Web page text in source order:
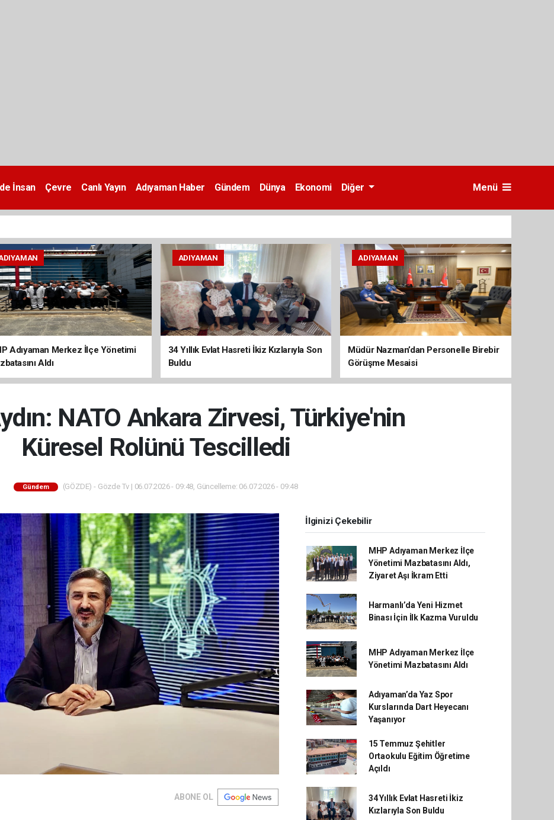
İnsan Çevre Canlı Yayın Adıyaman Haber Gündem Dünya Ekonomi Diğer Menü
Adıyaman Merkez İlçe Yönetimi
Aldı
ADIYAMAN
34 Yıllık Evlat Hasreti İkiz Kızlarıyla Son
Buldu
ADIYAMAN
Müdür Nazman’dan Personelle Birebir
Görüşme Mesaisi
NATO Ankara Zirvesi, Türkiye'nin
Küresel Rolünü Tescilledi
Gündem (GÖZDE) - Gözde Tv | 06.07.2026 - 09:48, Güncelleme: 06.07.2026 - 09:48
ABONE OL
İlginizi Çekebilir
MHP Adıyaman Merkez İlçe
Yönetimi Mazbatasını Aldı,
Ziyaret Aşı İkram Etti
Harmanlı’da Yeni Hizmet
Binası İçin İlk Kazma Vuruldu
MHP Adıyaman Merkez İlçe
Yönetimi Mazbatasını Aldı
Adıyaman’da Yaz Spor
Kurslarında Dart Heyecanı
Yaşanıyor
15 Temmuz Şehitler
Ortaokulu Eğitim Öğretime
Açıldı
34 Yıllık Evlat Hasreti İkiz
Kızlarıyla Son Buldu